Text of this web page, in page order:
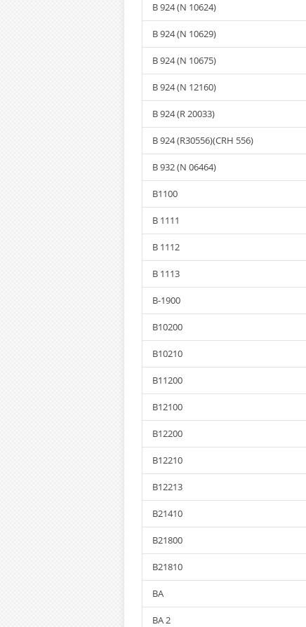
B 924 (N 10624)
B 924 (N 10629)
B 924 (N 10675)
B 924 (N 12160)
B 924 (R 20033)
B 924 (R30556)(CRH 556)
B 932 (N 06464)
B1100
B 1111
B 1112
B 1113
B-1900
B10200
B10210
B11200
B12100
B12200
B12210
B12213
B21410
B21800
B21810
BA
BA 2